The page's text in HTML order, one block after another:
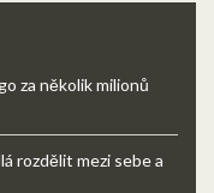
za několik milionů
rozdělit mezi sebe a